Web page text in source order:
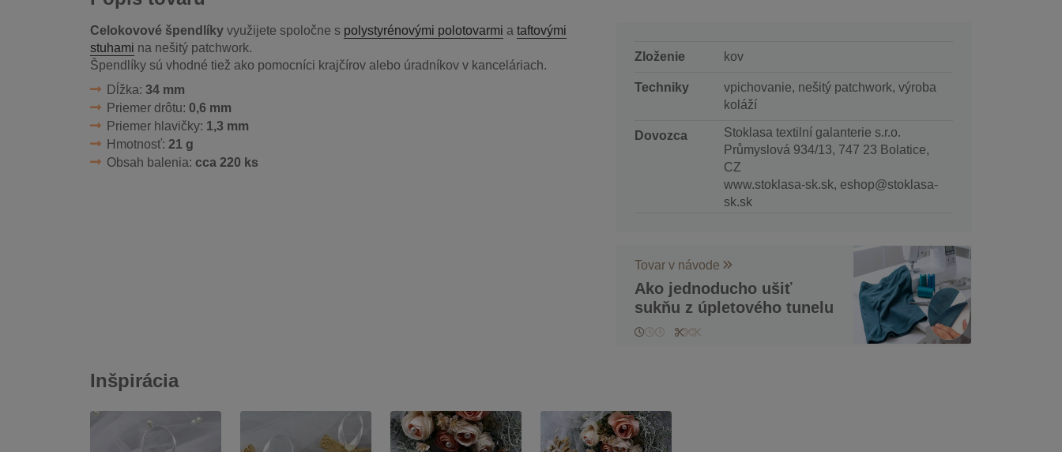
Celokovové špendlíky využijete spoločne s polystyrénovými polotovarmi a taftovými
stuhami na nešitý patchwork.
Špendlíky sú vhodné tiež ako pomocníci krajčírov alebo úradníkov v kanceláriach.
Dĺžka: 34 mm
Priemer drôtu: 0,6 mm
Priemer hlavičky: 1,3 mm
Hmotnosť: 21 g
Obsah balenia: cca 220 ks
Zloženie kov
Techniky
vpichovanie, nešitý patchwork, výroba
koláží
Dovozca
Stoklasa textilní galanterie s.r.o.
Průmyslová 934/13, 747 23 Bolatice,
CZ
www.stoklasa-sk.sk, eshop@stoklasa-
sk.sk
Tovar v návode
Ako jednoducho ušiť
sukňu z úpletového tunelu
Inšpirácia